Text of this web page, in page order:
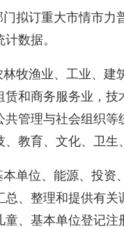
订重大市情市力普
数据。
渔业、工业、建筑
赁和商务服务业，
共管理与社会组织等
教育、文化、卫生
位、能源、投资、
总、整理和提供有
童、基本单位登记注